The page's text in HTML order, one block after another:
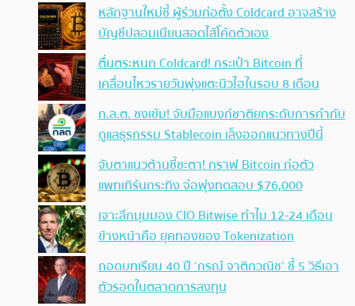
หลักฐานใหม่ชี้ ผู้ร่วมก่อตั้ง Coldcard อาจสร้าง
บัญชีปลอมเนียนสอดไส้โค้ดตัวเอง
ตื่นตระหนก Coldcard! กระเป๋า Bitcoin ที่
เคลื่อนไหวรายวันพุ่งแตะนิวไฮในรอบ 8 เดือน
ก.ล.ต. ชงเข้ม! จับมือแบงก์ชาติยกระดับการกำกับ
ดูแลธุรกรรม Stablecoin เล็งออกแนวทางปีนี้
จับตาแนวต้านชี้ชะตา! กราฟ Bitcoin ก่อตัว
แพทเทิร์นกระทิง จ่อพุ่งทดสอบ $76,000
เจาะลึกมุมมอง CIO Bitwise ทำไม 12-24 เดือน
ข้างหน้าคือ ยุคทองของ Tokenization
ถอดบทเรียน 40 ปี ‘กรณ์ จาติกวณิช’ ชี้ 5 วิธีเอา
ตัวรอดในตลาดการลงทุน